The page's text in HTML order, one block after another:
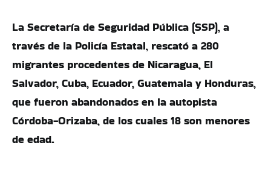
La Secretaría de Seguridad Pública (SSP), a
través de la Policía Estatal, rescató a 280
migrantes procedentes de Nicaragua, El
Salvador, Cuba, Ecuador, Guatemala y Honduras,
que fueron abandonados en la autopista
Córdoba-Orizaba, de los cuales 18 son menores
de edad.